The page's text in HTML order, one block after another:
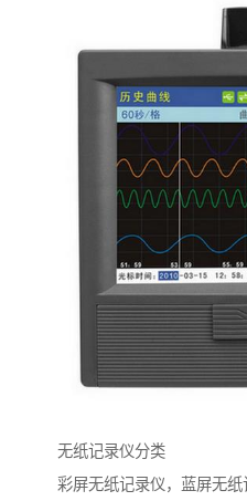
无纸记录仪分类
彩屏无纸记录仪，蓝屏无纸